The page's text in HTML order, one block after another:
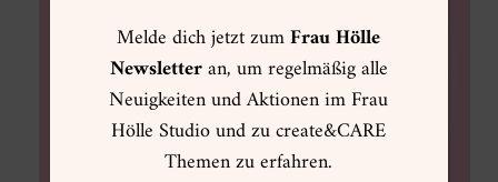
Melde dich jetzt zumFrau Hölle
Newsletteran, um regelmäßig alle
Neuigkeiten und Aktionen im Frau
Hölle Studio und zu create&CARE
Themen zu erfahren.